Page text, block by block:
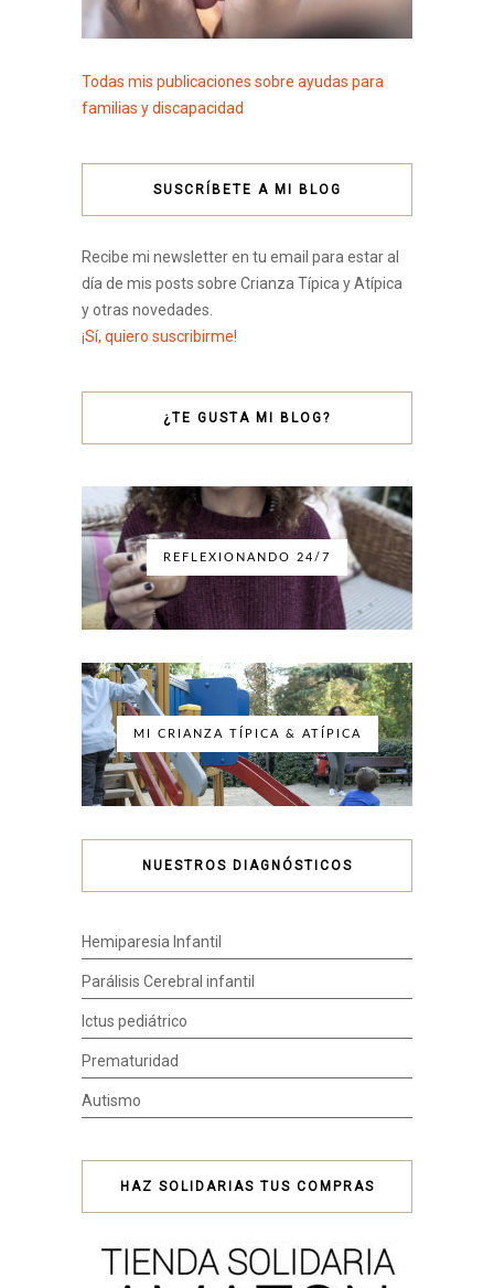
Todas mis publicaciones sobre ayudas para
familias y discapacidad
SUSCRÍBETE A MI BLOG
Recibe mi newsletter en tu email para estar al
día de mis posts sobre Crianza Típica y Atípica
y otras novedades.
¡Sí, quiero suscribirme!
¿TE GUSTA MI BLOG?
REFLEXIONANDO 24/7
MI CRIANZA TÍPICA & ATÍPICA
NUESTROS DIAGNÓSTICOS
Hemiparesia Infantil
Parálisis Cerebral infantil
Ictus pediátrico
Prematuridad
Autismo
HAZ SOLIDARIAS TUS COMPRAS